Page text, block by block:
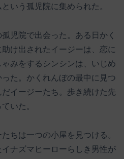
いう孤児院に集められた。
児院で出会った。ある日かく
け出されたイージーは、恋に
みをするシンシンは、いじめ
た。かくれんぼの最中に見つ
イージーたち。歩き続けた先
いた。
ちは一つの小屋を見つける。
ナズマヒーローらしき男性が